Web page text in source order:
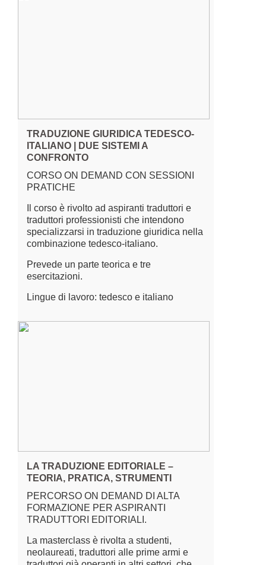
TRADUZIONE GIURIDICA TEDESCO-
ITALIANO | DUE SISTEMI A
CONFRONTO
CORSO ON DEMAND CON SESSIONI
PRATICHE
Il corso è rivolto ad aspiranti traduttori e
traduttori professionisti che intendono
specializzarsi in traduzione giuridica nella
combinazione tedesco-italiano.
Prevede un parte teorica e tre
esercitazioni.
Lingue di lavoro: tedesco e italiano
LA TRADUZIONE EDITORIALE –
TEORIA, PRATICA, STRUMENTI
PERCORSO ON DEMAND DI ALTA
FORMAZIONE PER ASPIRANTI
TRADUTTORI EDITORIALI.
La masterclass è rivolta a studenti,
neolaureati, traduttori alle prime armi e